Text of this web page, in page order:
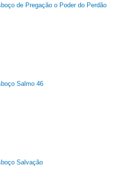
de Pregação o Poder do Perdão
Salmo 46
Salvação